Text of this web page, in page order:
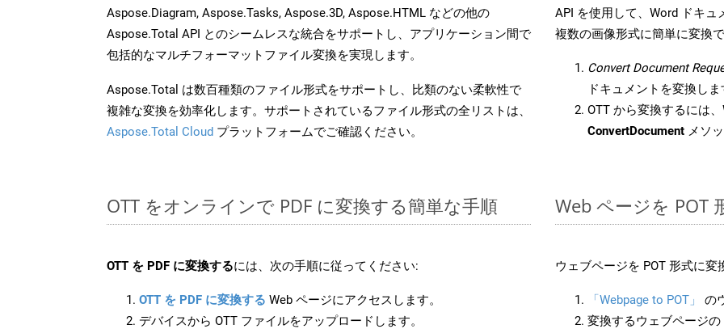
Aspose.Diagram, Aspose.Tasks, Aspose.3D, Aspose.HTML などの他の
Aspose.Total API とのシームレスな統合をサポートし、アプリケーション間で
包括的なマルチフォーマットファイル変換を実現します。
Aspose.Total は数百種類のファイル形式をサポートし、比類のない柔軟性で
複雑な変換を効率化します。サポートされているファイル形式の全リストは、
Aspose.Total Cloud プラットフォームでご確認ください。
API を使用して、Word ドキュ
複数の画像形式に簡単に変換で
Convert Document
ドキュメントを変換しま
OTT から変換するには
ConvertDocument メソ
OTT をオンラインで PDF に変換する簡単な手順
OTT を PDF に変換するには、次の手順に従ってください:
OTT を PDF に変換する Web ページにアクセスします。
デバイスから OTT ファイルをアップロードします。
Web ページを POT
ウェブページを POT 形式に変
「Webpage to POT」
の
変換するウェブページの